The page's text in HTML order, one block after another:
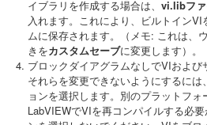
イブラリを作成する場合は、 vi.libフ
入れます。これにより、ビルトイン
ムに保存されます。（メモ: これは、
きをカスタムセーブに変更します）。
ブロックダイアグラムなしでVIおよ
それらを変更できないようにするには、
ョンを選択します。別のプラットフ
LabVIEWでVIを再コンパイルする必